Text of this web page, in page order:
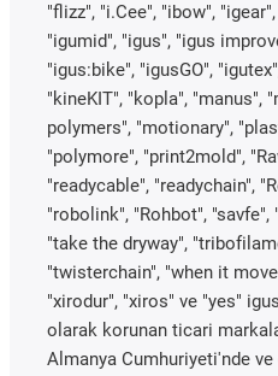
"flizz", "i.Cee", "ibow",
"igumid", "igus", "igus
"igus:bike", "igusGO",
"kineKIT", "kopla",
polymers", "motionary",
"polymore", "print2mold",
"readycable", "readychain",
"robolink", "Rohbot", "savfe",
"take the dryway",
"twisterchain", "when it
"xirodur", "xiros" ve "yes"
olarak korunan ticari
Almanya Cumhuriyeti'nde ve